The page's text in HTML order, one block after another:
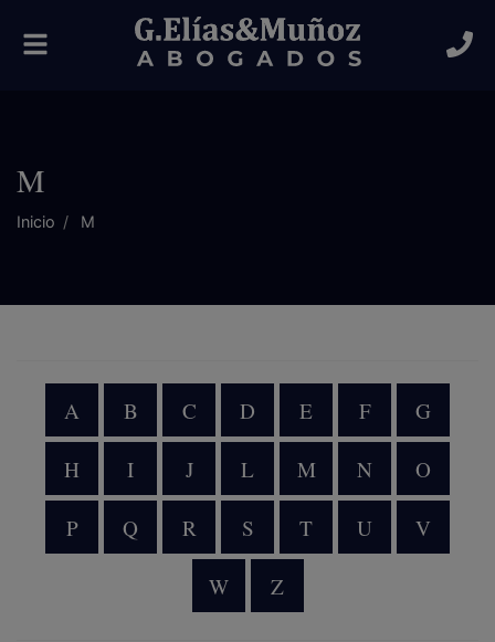
Alternar
navegación
M
Inicio M
A B C D E F G
H I J L M N O
P Q R S T U V
W Z